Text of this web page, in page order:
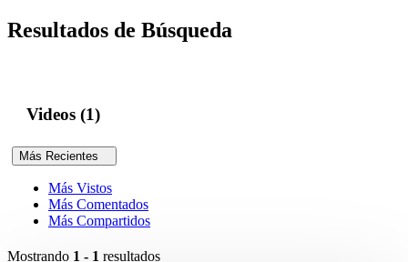
Resultados de Búsqueda
Videos (1)
Más Recientes
Más Vistos
Más Comentados
Más Compartidos
Mostrando 1 - 1 resultados